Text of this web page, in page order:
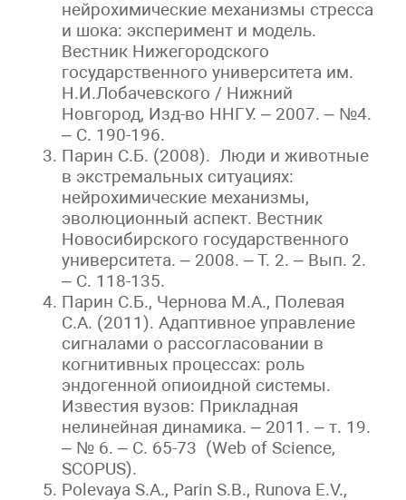
нейрохимические механизмы стресса
и шока: эксперимент и модель.
Вестник Нижегородского
государственного университета им.
Н.И.Лобачевского / Нижний
Новгород, Изд-во ННГУ. – 2007. – №4.
– С. 190-196.
Парин С.Б. (2008). Люди и животные
в экстремальных ситуациях:
нейрохимические механизмы,
эволюционный аспект. Вестник
Новосибирского государственного
университета. – 2008. – Т. 2. – Вып. 2.
– С. 118-135.
Парин С.Б., Чернова М.А., Полевая
С.А. (2011). Адаптивное управление
сигналами о рассогласовании в
когнитивных процессах: роль
эндогенной опиоидной системы.
Известия вузов: Прикладная
нелинейная динамика. – 2011. – т. 19.
– № 6. – С. 65-73 (Web of Science,
SCOPUS).
Polevaya S.A., Parin S.B., Runova E.V.,